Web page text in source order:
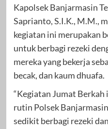
Kapolsek Banjarmasin
Saprianto, S.I.K., M.M.,
kegiatan ini merupakan
untuk berbagi rezeki
mereka yang bekerja
becak, dan kaum dhuafa.
“Kegiatan Jumat
rutin Polsek
sedikit berbagi rezeki